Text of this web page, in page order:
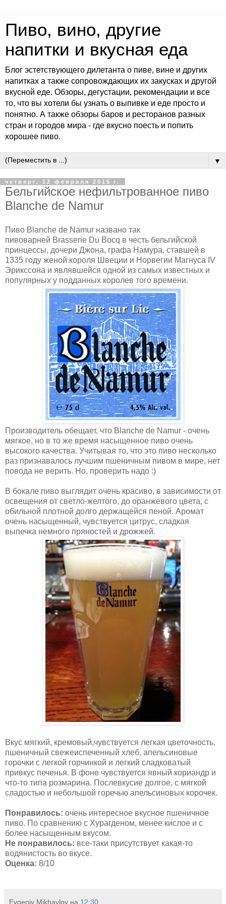
Пиво, вино, другие
напитки и вкусная еда
Блог эстетствующего дилетанта о пиве, вине и других
напитках а также сопровождающих их закусках и другой
вкусной еде. Обзоры, дегустации, рекомендации и все
то, что вы хотели бы узнать о выпивке и еде просто и
понятно. А также обзоры баров и ресторанов разных
стран и городов мира - где вкусно поесть и попить
хорошее пиво.
▼
четверг, 12 февраля 2015 г.
Бельгийское нефильтрованное пиво
Blanche de Namur
Пиво Blanche de Namur названо так
пивоварней Brasserie Du Bocq в честь бельгийской
принцессы, дочери Джона, графа Намура, ставшей в
1335 году женой короля Швеции и Норвегии Магнуса IV
Эрикссона и являвшейся одной из самых известных и
популярных у подданных королев того времени.
Производитель обещает, что Blanche de Namur - очень
мягкое, но в то же время насыщенное пиво очень
высокого качества. Учитывая то, что это пиво несколько
раз признавалось лучшим пшеничным пивом в мире, нет
повода не верить. Но, проверить надо :)
В бокале пиво выглядит очень красиво, в зависимости от
освещения от светло-желтого, до оранжевого цвета, с
обильной плотной долго держащейся пеной. Аромат
очень насыщенный, чувствуется цитрус, сладкая
выпечка немного пряностей и дрожжей.
Вкус мягкий, кремовый,чувствуется легкая цветочность,
пшеничный свежеиспеченный хлеб, апельсиновые
горочки с легкой горчинкой и легкий сладковатый
привкус печенья. В фоне чувствуется явный кориандр и
что-то типа розмарина. Послевкусие долгое, с мягкой
сладостью и небольшой горечью апельсиновых корочек.
Понравилось: очень интересное вкусное пшеничное
пиво. По сравнению с Хурагденом, менее кислое и с
более насыщенным вкусом.
Не понравилось: все-таки присутствует какая-то
водянистость во вкусе.
Оценка: 8/10
Evgeniy Mikhaylov на 12:30